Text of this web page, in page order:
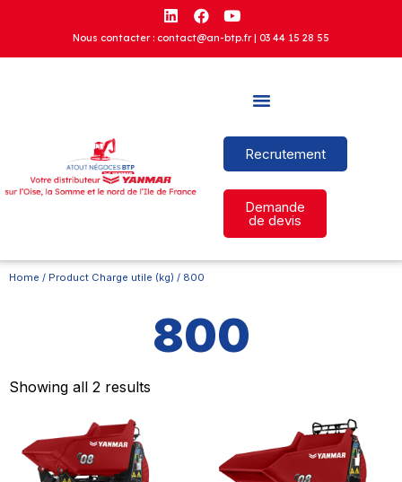
Nous contacter : contact@an-btp.fr | 03 44 15 28 55
Recrutement
Demande
de devis
Home / Product Charge utile (kg) / 800
800
Showing all 2 results